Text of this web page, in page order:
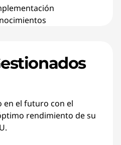
en el futuro con el
rendimiento de su